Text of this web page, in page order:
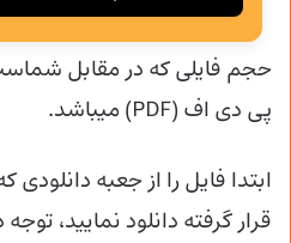
پی دی اف (PDF) میباشد.
ابتدا فایل را از جعبه
قرار گرفته دانلود نمایید،